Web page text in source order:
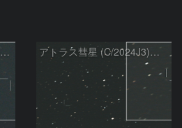
アトラス彗星 ( C/2022 E2 )：2026/07/27 アトラス彗星 (C/2024J3)：2026/07/26